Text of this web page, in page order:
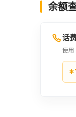
余额
话
使用